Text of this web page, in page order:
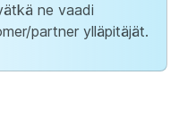
ne vaadi
partner ylläpitäjät.